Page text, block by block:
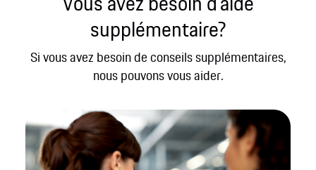
supplémentaire?
Si vous avez besoin de conseils supplémentaires,
nous pouvons vous aider.